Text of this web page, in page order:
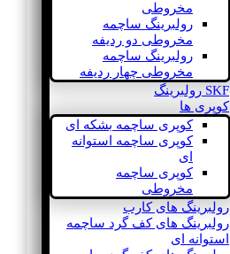
مخروطی
رولبرینگ ساچمه
مخروطی دو ردیفه
رولبرینگ ساچمه
مخروطی چهار ردیفه
SKF رولبرینگ
کوپری ها
کوپری ساچمه بشکه ای
کوپری ساچمه استوانه
ای
کوپری ساچمه
مخروطی
رولبرینگ های کارب
رولبرینگ های کف گرد ساچمه
استوانه ای